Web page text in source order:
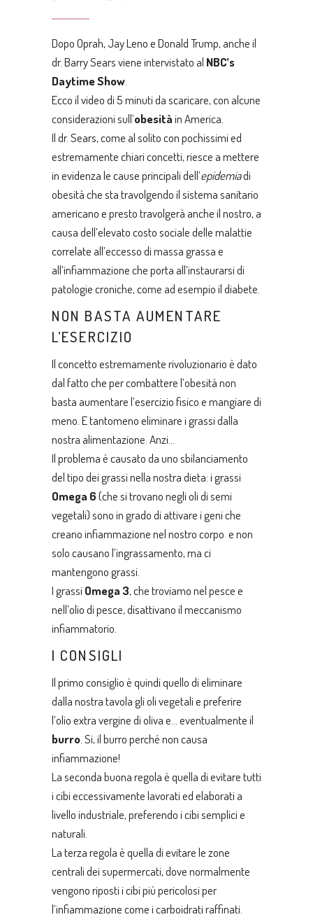
Dopo Oprah, Jay Leno e Donald Trump, anche il
dr. Barry Sears viene intervistato al NBC’s
Daytime Show
Eccoil video di 5 minutida scaricare, con alcune
considerazioni sull’obesitàin America.
Il dr. Sears, come al solito con pochissimi ed
estremamente chiari concetti, riesce a mettere
in evidenza le cause principali dell’epidemiadi
obesità che sta travolgendo il sistema sanitario
americano e presto travolgerà anche il nostro, a
causa dell’elevato costo sociale delle malattie
correlate all’eccesso di massa grassa e
all’infiammazione che porta all’instaurarsi di
patologie croniche, come ad esempio il diabete.
NON BASTA AUMENTARE
L’ESERCIZIO
Il concetto estremamente rivoluzionario è dato
dal fatto che per combattere l’obesità non
basta aumentare l’esercizio fisico e mangiare di
meno. E tantomeno eliminare i grassi dalla
nostra alimentazione. Anzi…
Il problema è causato da uno sbilanciamento
del tipo dei grassi nella nostra dieta: i grassi
Omega 6(che si trovano negli oli di semi
vegetali) sono in grado di attivare i geni che
creano infiammazione nel nostro corpo e non
solo causano l’ingrassamento, ma ci
mantengono grassi.
I grassiOmega 3, che troviamo nel pesce e
nell’olio di pesce, disattivano il meccanismo
infiammatorio.
I CONSIGLI
Il primo consiglio è quindi quello di eliminare
dalla nostra tavola gli oli vegetali e preferire
l’olio extra vergine di oliva e… eventualmente il
burro . Si, il burro perché non causa
infiammazione!
La seconda buona regola è quella di evitare tutti
i cibi eccessivamente lavorati ed elaborati a
livello industriale, preferendo i cibi semplici e
naturali.
La terza regola è quella di evitare le zone
centrali dei supermercati, dove normalmente
vengono riposti i cibi più pericolosi per
l’infiammazione come i carboidrati raffinati.